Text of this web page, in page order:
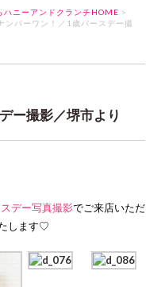
ハニーアンドクランチHOME >
ンバーワン！／1歳バースデー撮
ー撮影／堺市より
デー写真撮影でご来店いただ
します♡